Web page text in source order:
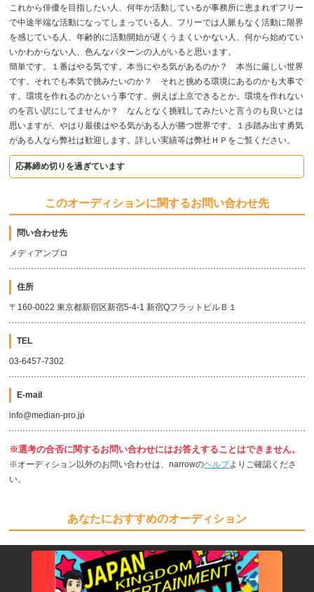
これから俳優を目指したい人、何年か活動しているが事務所に恵まれずフリー
で中途半端な活動になってしまっている人、フリーでは人脈もなく活動に限界
を感じている人、年齢的に活動開始が遅くうまくいかない人、何から始めてい
いかわからない人、色んなパターンの人がいると思います。
簡単です。１番はやる気です。本当にやる気があるのか？ 本当に厳しい世界
です。それでも本気で挑みたいのか？ それと挑める環境にあるのかも大事で
す。環境を作れるのかという事です。例えば上京できるとか。環境を作れない
のを言い訳にしてませんか？ なんとなく挑戦してみたいと言うのも良いとは
思いますが、やはり最後はやる気がある人が勝つ世界です。１歩踏み出す勇気
がある人なら弊社は歓迎します。詳しい実績等は弊社ＨＰをご覧ください。
応募締め切りを過ぎています
このオーディションに関するお問い合わせ先
問い合わせ先
メディアンプロ
住所
〒160-0022 東京都新宿区新宿5-4-1 新宿QフラットビルＢ１
TEL
03-6457-7302
E-mail
info@median-pro.jp
※選考の合否に関するお問い合わせにはお答えすることはできません。
※オーディション以外のお問い合わせは、narrowのヘルプよりご確認くださ
い。
あなたにおすすめのオーディション